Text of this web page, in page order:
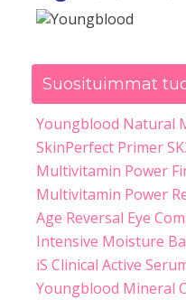
Suosituimmat
Youngblood Natural
SkinPerfect Primer
Multivitamin Power
Multivitamin Power
Age Reversal Eye
Intensive Moisture
iS Clinical Active
Youngblood Mineral